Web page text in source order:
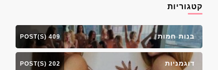
קטגוריות
בנות חמות 409 POST(S)
דוגמניות 202 POST(S)